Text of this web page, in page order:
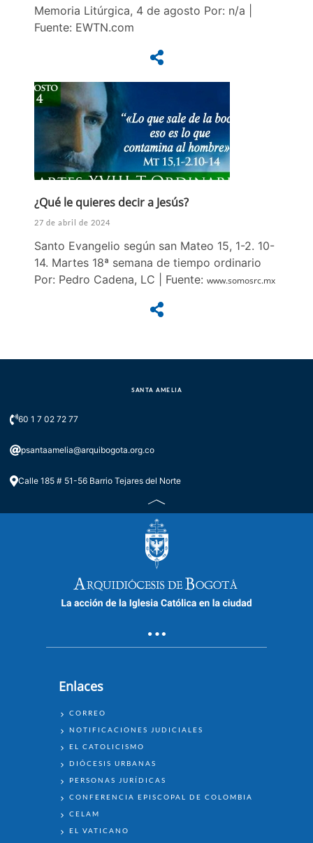
Memoria Litúrgica, 4 de agosto Por: n/a |
Fuente: EWTN.com
¿Qué le quieres decir a Jesús?
27 de abril de 2024
Santo Evangelio según san Mateo 15, 1-2. 10-
14. Martes 18ª semana de tiempo ordinario
Por: Pedro Cadena, LC | Fuente: www.somosrc.mx
SANTA AMELIA
60 1 7 02 72 77
psantaamelia@arquibogota.org.co
Calle 185 # 51-56 Barrio Tejares del Norte
Enlaces
ENLACES
CORREO
NOTIFICACIONES JUDICIALES
EL CATOLICISMO
DIÓCESIS URBANAS
PERSONAS JURÍDICAS
CONFERENCIA EPISCOPAL DE COLOMBIA
CELAM
EL VATICANO